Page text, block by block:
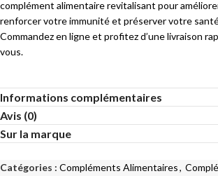
complément alimentaire revitalisant pour
renforcer votre immunité et préserver votre
Commandez en ligne et profitez d’une livraison
vous.
Informations complémentaires
Avis (0)
Sur la marque
Catégories : Compléments Alimentaires,